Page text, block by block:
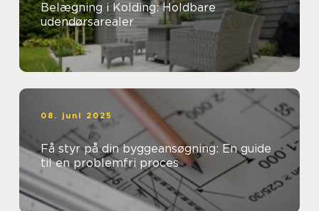
Belægning i Kolding: Holdbare
udendørsarealer
08. juni 2025
Få styr på din byggeansøgning: En guide
til en problemfri proces